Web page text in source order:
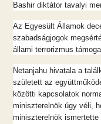
Bashir diktátor tavalyi
Az Egyesült Államok
szabadságjogok
állami terrorizmus
Netanjahu hivatala a
született az
közötti kapcsolatok
miniszterelnök úgy véli,
miniszterelnök